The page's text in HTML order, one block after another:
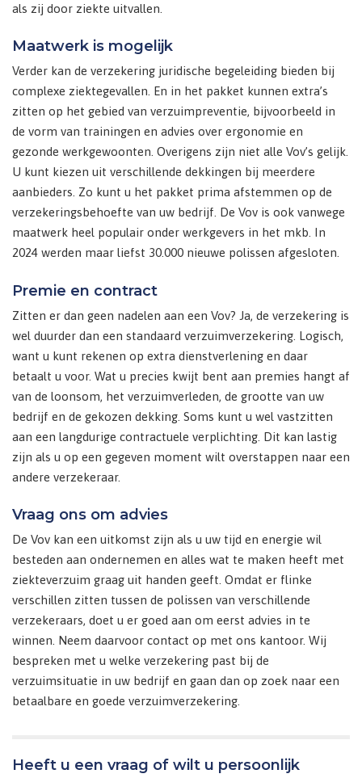
als zij door ziekte uitvallen.
Maatwerk is mogelijk
Verder kan de verzekering juridische begeleiding bieden bij
complexe ziektegevallen. En in het pakket kunnen extra’s
zitten op het gebied van verzuimpreventie, bijvoorbeeld in
de vorm van trainingen en advies over ergonomie en
gezonde werkgewoonten. Overigens zijn niet alle Vov’s gelijk.
U kunt kiezen uit verschillende dekkingen bij meerdere
aanbieders. Zo kunt u het pakket prima afstemmen op de
verzekeringsbehoefte van uw bedrijf. De Vov is ook vanwege
maatwerk heel populair onder werkgevers in het mkb. In
2024 werden maar liefst 30.000 nieuwe polissen afgesloten.
Premie en contract
Zitten er dan geen nadelen aan een Vov? Ja, de verzekering is
wel duurder dan een standaard verzuimverzekering. Logisch,
want u kunt rekenen op extra dienstverlening en daar
betaalt u voor. Wat u precies kwijt bent aan premies hangt af
van de loonsom, het verzuimverleden, de grootte van uw
bedrijf en de gekozen dekking. Soms kunt u wel vastzitten
aan een langdurige contractuele verplichting. Dit kan lastig
zijn als u op een gegeven moment wilt overstappen naar een
andere verzekeraar.
Vraag ons om advies
De Vov kan een uitkomst zijn als u uw tijd en energie wil
besteden aan ondernemen en alles wat te maken heeft met
ziekteverzuim graag uit handen geeft. Omdat er flinke
verschillen zitten tussen de polissen van verschillende
verzekeraars, doet u er goed aan om eerst advies in te
winnen. Neem daarvoor contact op met ons kantoor. Wij
bespreken met u welke verzekering past bij de
verzuimsituatie in uw bedrijf en gaan dan op zoek naar een
betaalbare en goede verzuimverzekering.
Heeft u een vraag of wilt u persoonlijk